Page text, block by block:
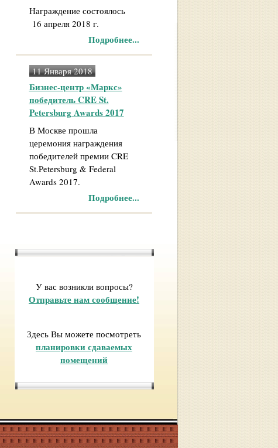
Награждение состоялось
16 апреля 2018 г.
Подробнее...
11 Января 2018
Бизнес-центр «Маркс»
победитель CRE St.
Petersburg Awards 2017
В Москве прошла
церемония награждения
победителей премии CRE
St.Petersburg & Federal
Awards 2017.
Подробнее...
У вас возникли вопросы?
Отправьте нам сообщение!
Здесь Вы можете посмотреть
планировки сдаваемых
помещений